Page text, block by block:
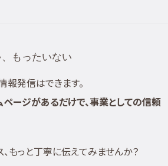
もったいない
報発信はできます。
ページがあるだけで、事業としての信頼
もっと丁寧に伝えてみませんか？